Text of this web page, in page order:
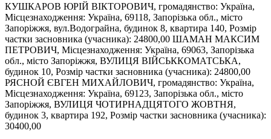
КУШКАРОВ ЮРІЙ ВІКТОРОВИЧ, громадянство: Україна,
Місцезнаходження: Україна, 69118, Запорізька обл., місто
Запоріжжя, вул.Водограйна, будинок 8, квартира 140, Розмір
частки засновника (учасника): 24800,00 ШАМАН МАКСИМ
ПЕТРОВИЧ, Місцезнаходження: Україна, 69063, Запорізька
обл., місто Запоріжжя, ВУЛИЦЯ ВІЙСЬККОМАТСЬКА,
будинок 10, Розмір частки засновника (учасника): 24800,00
РЯСНОЙ ЄВГЕН МИХАЙЛОВИЧ, громадянство: Україна,
Місцезнаходження: Україна, 69123, Запорізька обл., місто
Запоріжжя, ВУЛИЦЯ ЧОТИРНАДЦЯТОГО ЖОВТНЯ,
будинок 3, квартира 192, Розмір частки засновника (учасника):
30400,00